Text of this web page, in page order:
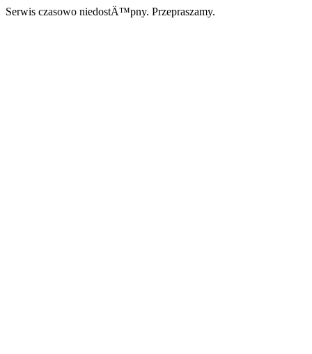
Serwis czasowo niedostÄ™pny. Przepraszamy.